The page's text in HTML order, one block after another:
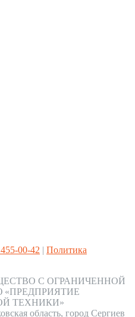
00-42 | Политика
С ОГРАНИЧЕННОЙ
ТЕХНИКИ»
область, город Сергиев